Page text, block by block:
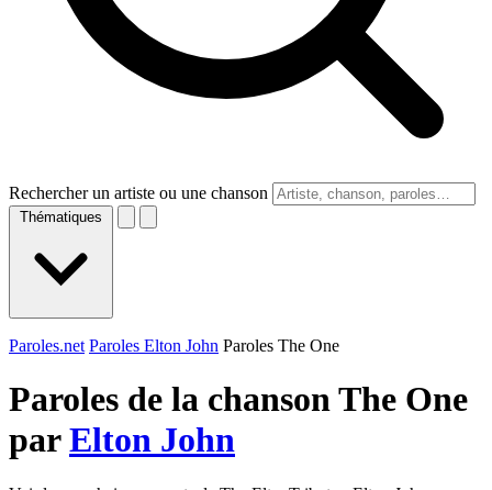
Rechercher un artiste ou une chanson
Thématiques
Paroles.net Paroles Elton John Paroles The One
Paroles de la chanson The One
parElton John